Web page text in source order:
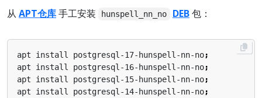
从 APT仓库手工安装 hunspell_nn_no DEB包：
apt install postgresql-17-hunspell-nn-no;
apt install postgresql-16-hunspell-nn-no;
apt install postgresql-15-hunspell-nn-no;
apt install postgresql-14-hunspell-nn-no;